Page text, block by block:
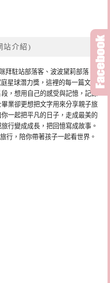
站介紹)
拜駐站部落客、波波黛莉部落
星球潛力獎，這裡的每一篇文
，想用自己的感受與記憶，記錄
業卻更想把文字用來分享親子旅
一起把平凡的日子，走成最美的
行變成成長，把回憶寫成故事。
行，陪你帶著孩子一起看世界。